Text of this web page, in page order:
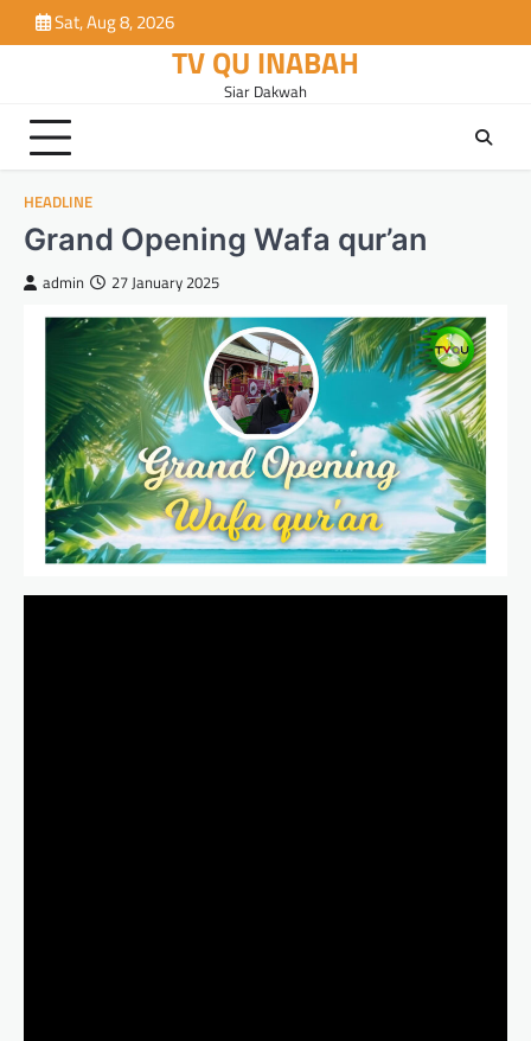
to
Sat, Aug 8, 2026
TV QU INABAH
Siar Dakwah
HEADLINE
Grand Opening Wafa qur’an
admin 27 January 2025